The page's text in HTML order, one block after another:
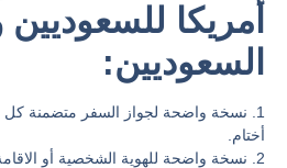
أمريكا للسعوديين
السعوديين:
1. نسخة واضحة لجواز السفر متضمنة
أختام.
2. نسخة واضحة للهوية الشخصية أو الاقامة.